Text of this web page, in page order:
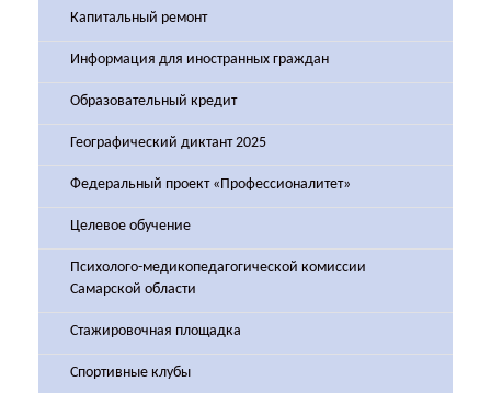
Капитальный ремонт
Информация для иностранных граждан
Образовательный кредит
Географический диктант 2025
Федеральный проект «Профессионалитет»
Целевое обучение
Психолого-медикопедагогической комиссии
Самарской области
Стажировочная площадка
Спортивные клубы